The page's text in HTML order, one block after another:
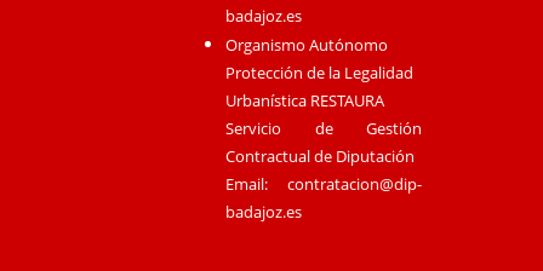
badajoz.es
Organismo Autónomo
Protección de la Legalidad
Urbanística RESTAURA
Servicio de Gestión
Contractual de Diputación
Email:contratacion@dip-
badajoz.es